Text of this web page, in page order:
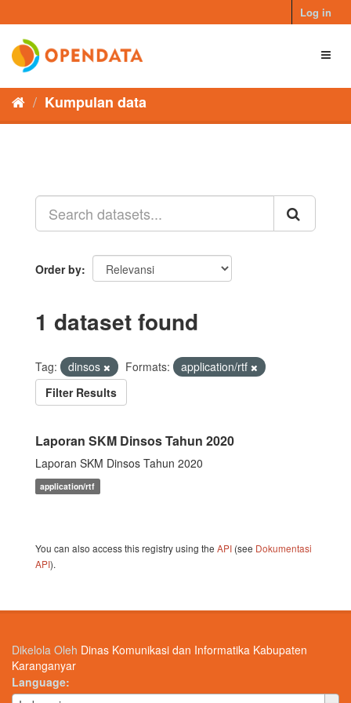
to
content
Log in
Kumpulan data
Order by
1 dataset found
Tag: dinsos Formats:
application/rtf
Filter Results
Laporan SKM Dinsos Tahun 2020
Laporan SKM Dinsos Tahun 2020
application/rtf
You can also access this registry using the API (see Dokumentasi
API).
Dikelola Oleh Dinas Komunikasi dan Informatika Kabupaten
Karanganyar
Language